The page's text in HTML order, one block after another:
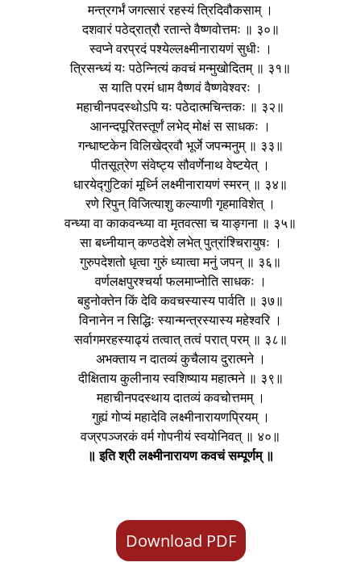
मन्त्रगर्भं जगत्सारं रहस्यं त्रिदिवौकसाम् ।
दशवारं पठेद्रात्रौ रतान्ते वैष्णवोत्तमः ॥ ३०॥
स्वप्ने वरप्रदं पश्येल्लक्ष्मीनारायणं सुधीः ।
त्रिसन्ध्यं यः पठेन्नित्यं कवचं मन्मुखोदितम् ॥ ३१॥
स याति परमं धाम वैष्णवं वैष्णवेश्वरः ।
महाचीनपदस्थोऽपि यः पठेदात्मचिन्तकः ॥ ३२॥
आनन्दपूरितस्तूर्णं लभेद् मोक्षं स साधकः ।
गन्धाष्टकेन विलिखेद्रवौ भूर्जे जपन्मनुम् ॥ ३३॥
पीतसूत्रेण संवेष्ट्य सौवर्णेनाथ वेष्टयेत् ।
धारयेद्गुटिकां मूर्ध्नि लक्ष्मीनारायणं स्मरन् ॥ ३४॥
रणे रिपुन् विजित्याशु कल्याणी गृहमाविशेत् ।
वन्ध्या वा काकवन्ध्या वा मृतवत्सा च याङ्गना ॥ ३५॥
सा बध्नीयान् कण्ठदेशे लभेत् पुत्रांश्चिरायुषः ।
गुरुपदेशतो धृत्वा गुरुं ध्यात्वा मनुं जपन् ॥ ३६॥
वर्णलक्षपुरश्चर्या फलमाप्नोति साधकः ।
बहुनोक्तेन किं देवि कवचस्यास्य पार्वति ॥ ३७॥
विनानेन न सिद्धिः स्यान्मन्त्रस्यास्य महेश्वरि ।
सर्वागमरहस्याढ्यं तत्वात् तत्वं परात् परम् ॥ ३८॥
अभक्ताय न दातव्यं कुचैलाय दुरात्मने ।
दीक्षिताय कुलीनाय स्वशिष्याय महात्मने ॥ ३९॥
महाचीनपदस्थाय दातव्यं कवचोत्तमम् ।
गुह्यं गोप्यं महादेवि लक्ष्मीनारायणप्रियम् ।
वज्रपञ्जरकं वर्म गोपनीयं स्वयोनिवत् ॥ ४०॥
॥ इति श्री लक्ष्मीनारायण कवचं सम्पूर्णम् ॥
Download PDF